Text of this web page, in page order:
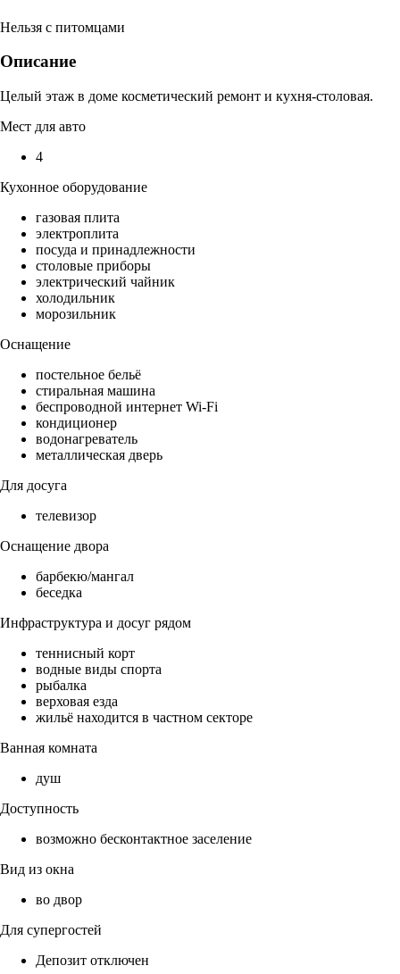
Нельзя с питомцами
Описание
Целый этаж в доме косметический ремонт и кухня-столовая.
Мест для авто
4
Кухонное оборудование
газовая плита
электроплита
посуда и принадлежности
столовые приборы
электрический чайник
холодильник
морозильник
Оснащение
постельное бельё
стиральная машина
беспроводной интернет Wi-Fi
кондиционер
водонагреватель
металлическая дверь
Для досуга
телевизор
Оснащение двора
барбекю/мангал
беседка
Инфраструктура и досуг рядом
теннисный корт
водные виды спорта
рыбалка
верховая езда
жильё находится в частном секторе
Ванная комната
душ
Доступность
возможно бесконтактное заселение
Вид из окна
во двор
Для супергостей
Депозит отключен